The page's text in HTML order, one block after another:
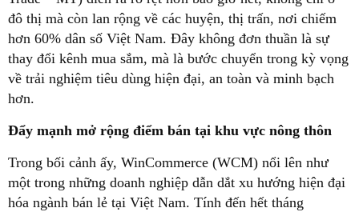
đô thị mà còn lan rộng về các huyện, thị trấn, nơi chiếm
hơn 60% dân số Việt Nam. Đây không đơn thuần là sự
thay đổi kênh mua sắm, mà là bước chuyển trong kỳ vọng
về trải nghiệm tiêu dùng hiện đại, an toàn và minh bạch
hơn.
Đẩy mạnh mở rộng điểm bán tại khu vực nông thôn
Trong bối cảnh ấy, WinCommerce (WCM) nổi lên như
một trong những doanh nghiệp dẫn dắt xu hướng hiện đại
hóa ngành bán lẻ tại Việt Nam. Tính đến hết tháng